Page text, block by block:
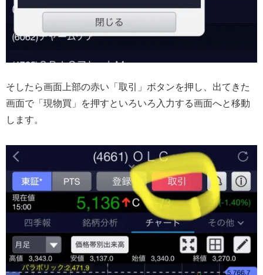
そしたら画面上部の赤い「取引」ボタンを押し、出てきた
画面で「現物買」を押すといろいろ入力する画面へと移動
します。